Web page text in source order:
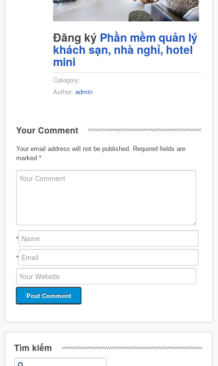
Đăng ký Phần mềm quản lý
khách sạn, nhà nghỉ, hotel
mini
Category:
Author: admin
Your Comment
Your email address will not be published.
Required fields are
marked *
*
*
Tìm kiếm